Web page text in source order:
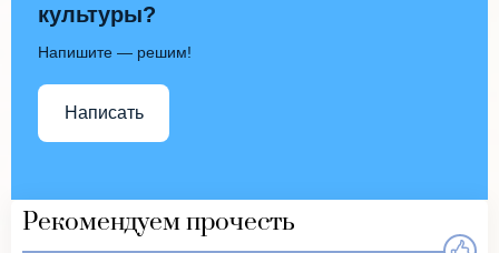
культуры?
Напишите — решим!
Написать
Рекомендуем прочесть